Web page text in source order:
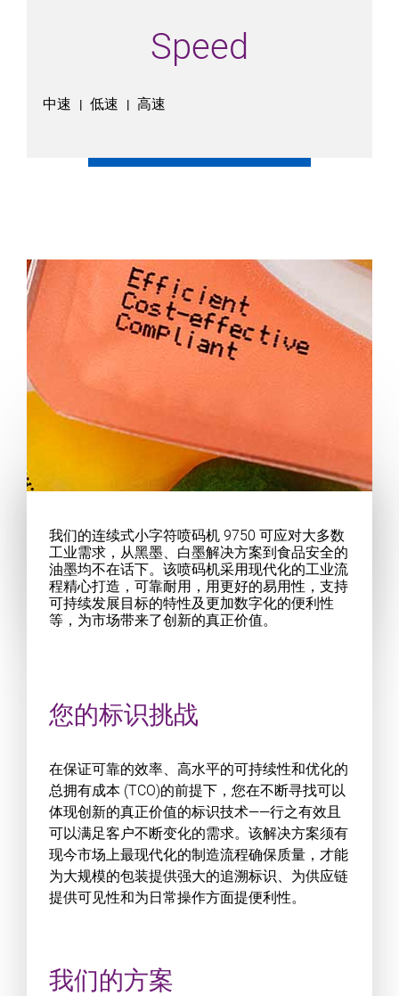
Speed
中速 | 低速 | 高速
我们的连续式小字符喷码机 9750 可应对大多数
工业需求，从黑墨、白墨解决方案到食品安全的
油墨均不在话下。该喷码机采用现代化的工业流
程精心打造，可靠耐用，用更好的易用性，支持
可持续发展目标的特性及更加数字化的便利性
等，为市场带来了创新的真正价值。
您的标识挑战
在保证可靠的效率、高水平的可持续性和优化的
总拥有成本 (TCO)的前提下，您在不断寻找可以
体现创新的真正价值的标识技术——行之有效且
可以满足客户不断变化的需求。该解决方案须有
现今市场上最现代化的制造流程确保质量，才能
为大规模的包装提供强大的追溯标识、为供应链
提供可见性和为日常操作方面提便利性。
我们的方案